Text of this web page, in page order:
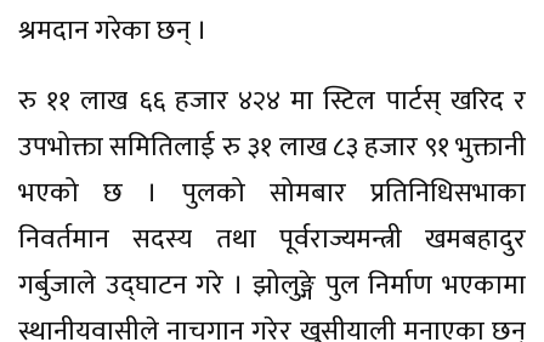
श्रमदान गरेका छन् ।
रु ११ लाख ६६ हजार ४२४ मा स्टिल पार्टस् खरिद र
उपभोक्ता समितिलाई रु ३१ लाख ८३ हजार ९१ भुक्तानी
भएको छ । पुलको सोमबार प्रतिनिधिसभाका
निवर्तमान सदस्य तथा पूर्वराज्यमन्त्री खमबहादुर
गर्बुजाले उद्घाटन गरे । झोलुङ्गे पुल निर्माण भएकामा
स्थानीयवासीले नाचगान गरेर खुसीयाली मनाएका छन्